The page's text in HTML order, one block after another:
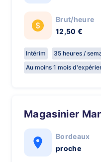
Brut/heure
12,50 €
Intérim
35 heures /
Au moins 1 mois
Magasinier
Bordeaux
proche